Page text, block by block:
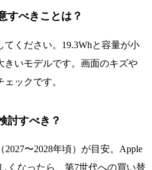
すべきことは？
ください。19.3Whと容量が小
きいモデルです。画面のキズや
ックです。
討すべき？
2027〜2028年頃）が目安。Apple
くなったら、第7世代への買い替